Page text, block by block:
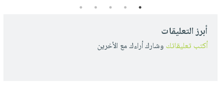
1
2
3
4
5
أبرز التعليقات
أكتب تعليقاتك وشارك أراءك مع الأخرين